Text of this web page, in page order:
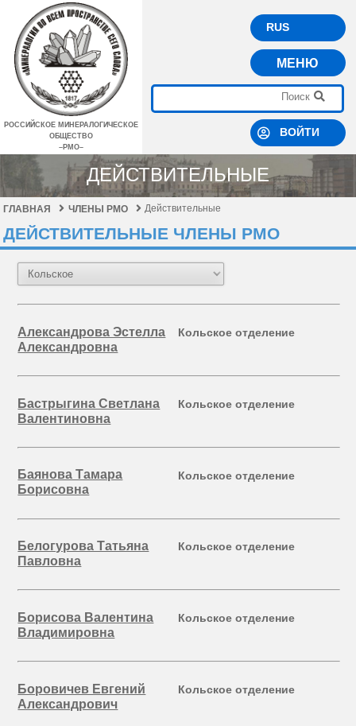
РОССИЙСКОЕ МИНЕРАЛОГИЧЕСКОЕ
ОБЩЕСТВО
–РМО–
RUS
МЕНЮ
ВОЙТИ
ДЕЙСТВИТЕЛЬНЫЕ
ГЛАВНАЯ ЧЛЕНЫ РМО Действительные
ДЕЙСТВИТЕЛЬНЫЕ ЧЛЕНЫ РМО
Александрова Эстелла
Александровна
Кольское отделение
Бастрыгина Светлана
Валентиновна
Кольское отделение
Баянова Тамара
Борисовна
Кольское отделение
Белогурова Татьяна
Павловна
Кольское отделение
Борисова Валентина
Владимировна
Кольское отделение
Боровичев Евгений
Александрович
Кольское отделение